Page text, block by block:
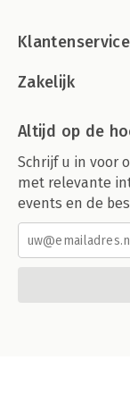
Klantenservice
Zakelijk
Altijd op de
Schrijf u in voor
met relevante
events en de